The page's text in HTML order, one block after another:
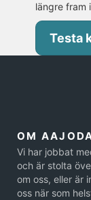
längre fram
Testa
OM
Vi har jobbat
och är stolta
om oss, eller är
oss när som